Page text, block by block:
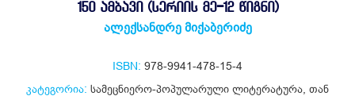
150 ᲐᲛᲑᲐᲕᲘ (ᲡᲔᲠᲘᲘᲡ ᲛᲔ-12 ᲬᲘᲒᲜᲘ)
ალექსანდრე მიქაბერიძე
ISBN: 978-9941-478-15-4
კატეგორია: სამეცნიერო-პოპულარული ლიტერატურა თან